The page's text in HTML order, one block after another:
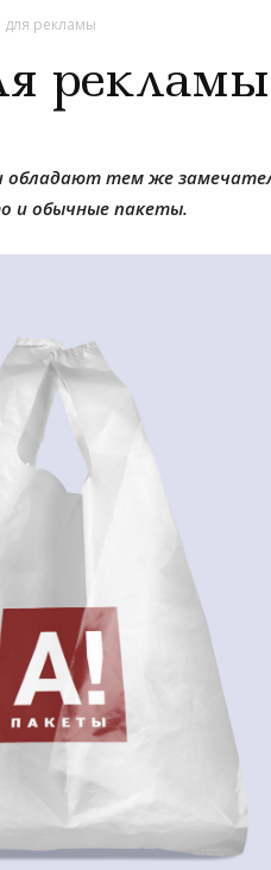
для рекламы
рекламы
тем же
и обычные пакеты.